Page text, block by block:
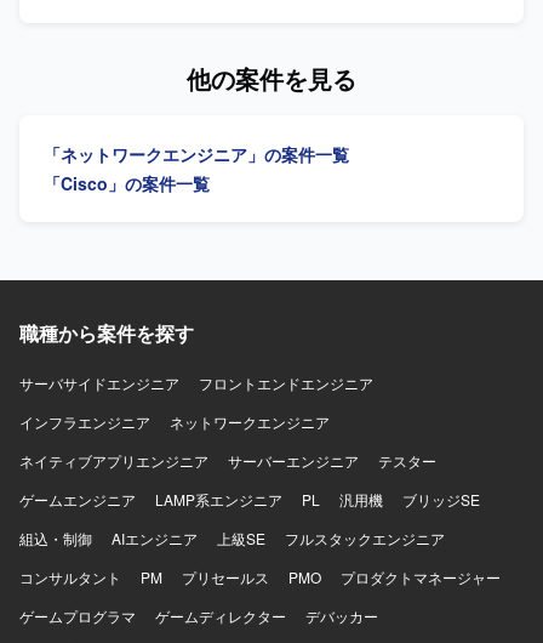
ことができます。大規模ユーザ展開や運用展開に関わるこ
AnyConnect、FortiGate、EntraID/AzureAD等の認証基盤、
ZTNA/SASE関連ソリューションを活用したネットワークお
ネットワーク機器の設定変更作業も実施いたします。デー
を推進していただきます。 【求める人物像】 ネットワーク
設計・構築の実務経験を活かし、自ら課題を見つけて主体
ションの魅力】 大手流通業向けの大規模ネットワーク基盤
ト、リリースまで一貫して経験を積むことができます。
Cisco製品を中心とした実務を通じて、各種プロトコルの知
見や設計スキルをさらに高めることができます。 【開発環
境】 Cisco製ネットワーク機器を中心としたネットワーク環
境での設計・構築および保守運用となります。
他の案件を見る
「ネットワークエンジニア」の案件一覧
「Cisco」の案件一覧
職種から案件を探す
サーバサイドエンジニア
フロントエンドエンジニア
インフラエンジニア
ネットワークエンジニア
ネイティブアプリエンジニア
サーバーエンジニア
テスター
ゲームエンジニア
LAMP系エンジニア PL 汎用機
ブリッジSE
組込・制御
AIエンジニア 上級SE
フルスタックエンジニア
コンサルタント
PM プリセールス PMO
プロダクトマネージャー
ゲームプログラマ
ゲームディレクター
デバッカー